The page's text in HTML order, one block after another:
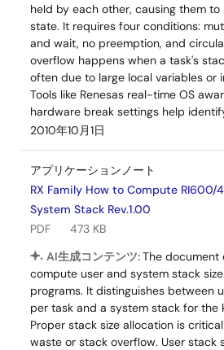
held by each other, causing them
state. It requires four conditions:
and wait, no preemption, and
overflow happens when a task's
often due to large local variables or
Tools like Renesas real-time OS
hardware break settings help
2010年10月1日
アプリケーションノート
RX Family How to Compute RI600/
System Stack Rev.1.00
PDF
473 KB
AI生成コンテンツ:The document
compute user and system stack
programs. It distinguishes between
per task and a system stack for the
Proper stack size allocation is
waste or stack overflow. User stack